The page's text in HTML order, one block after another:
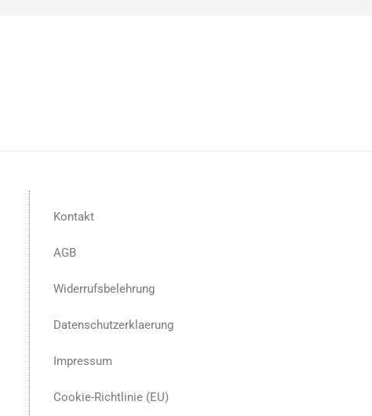
Kontakt
AGB
Widerrufsbelehrung
Datenschutzerklaerung
Impressum
Cookie-Richtlinie (EU)